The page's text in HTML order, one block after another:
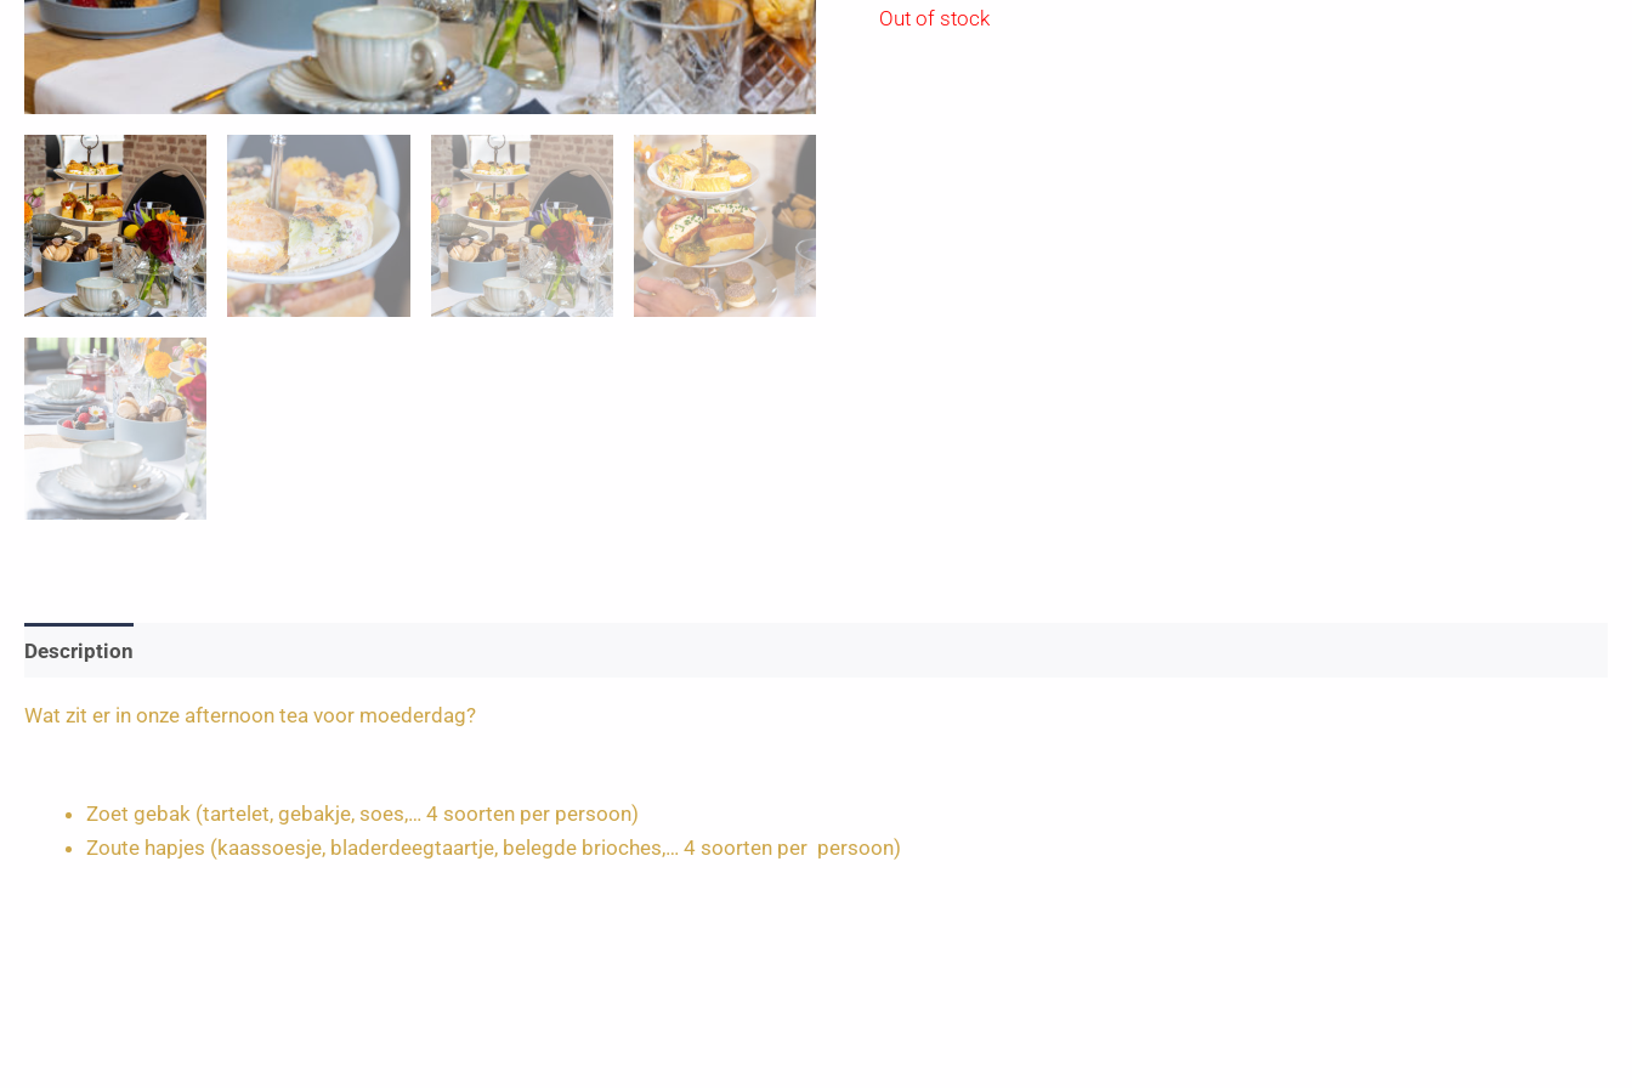
Out of stock
Description
Wat zit er in onze afternoon tea voor moederdag?
Zoet gebak (tartelet, gebakje, soes,… 4 soorten per persoon)
Zoute hapjes (kaassoesje, bladerdeegtaartje, belegde brioches,… 4 soorten per persoon)